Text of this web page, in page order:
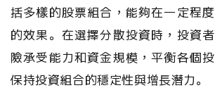
括多樣的股票組合，能夠在一定程
的效果。在選擇分散投資時，投資
險承受能力和資金規模，平衡各個
保持投資組合的穩定性與增長潛力。